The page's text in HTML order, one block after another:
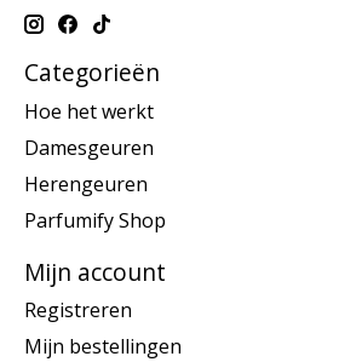
Categorieën
Hoe het werkt
Damesgeuren
Herengeuren
Parfumify Shop
Mijn account
Registreren
Mijn bestellingen